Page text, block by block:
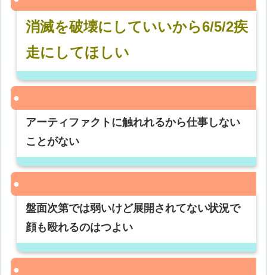
消滅を破壊にしていいから6/5/2疾
走にしてほしい
アーティファクトに触れれるから仕事しない
ことがない
盤面次第では弱いけど展開されてない状況で
顔も殴れるのはつよい